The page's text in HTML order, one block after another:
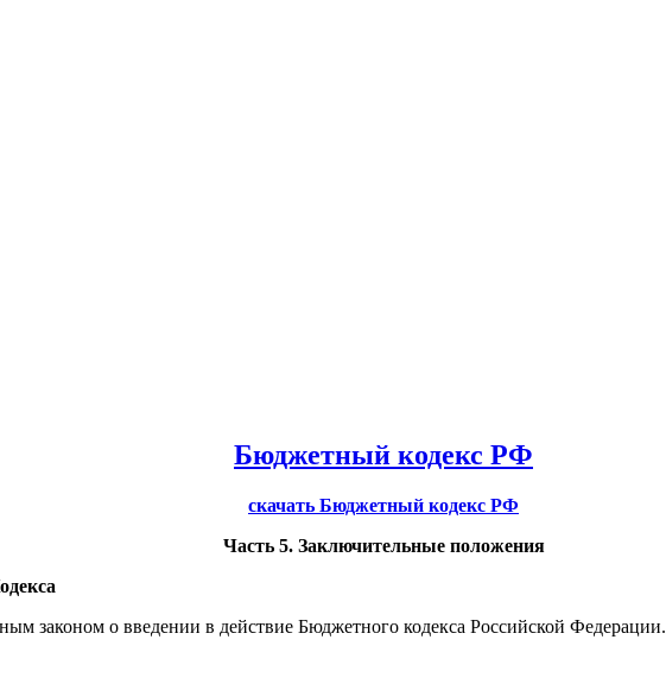
Бюджетный кодекс РФ
скачать Бюджетный кодекс РФ
Часть 5. Заключительные положения
законом о введении в действие Бюджетного кодекса Российской Федерации.